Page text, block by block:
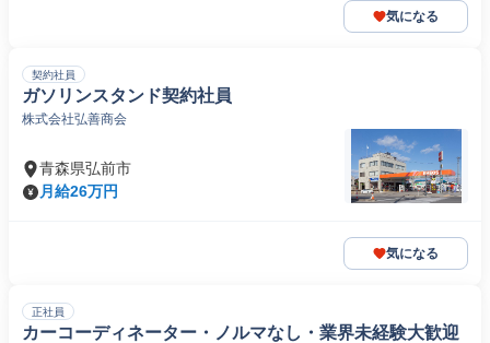
気になる
契約社員
ガソリンスタンド契約社員
株式会社弘善商会
青森県弘前市
月給26万円
気になる
正社員
カーコーディネーター・ノルマなし・業界未経験大歓迎